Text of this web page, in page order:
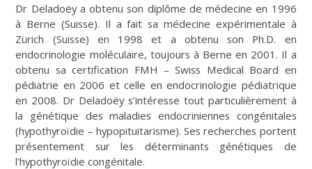
Dr Deladoëy a obtenu son diplôme de médecine en 1996
à Berne (Suisse). Il a fait sa médecine expérimentale à
Zürich (Suisse) en 1998 et a obtenu son Ph.D. en
endocrinologie moléculaire, toujours à Berne en 2001. Il a
obtenu sa certification FMH – Swiss Medical Board en
pédiatrie en 2006 et celle en endocrinologie pédiatrique
en 2008. Dr Deladoëy s’intéresse tout particulièrement à
la génétique des maladies endocriniennes congénitales
(hypothyroïdie – hypopituitarisme). Ses recherches portent
présentement sur les déterminants génétiques de
l’hypothyroïdie congénitale.